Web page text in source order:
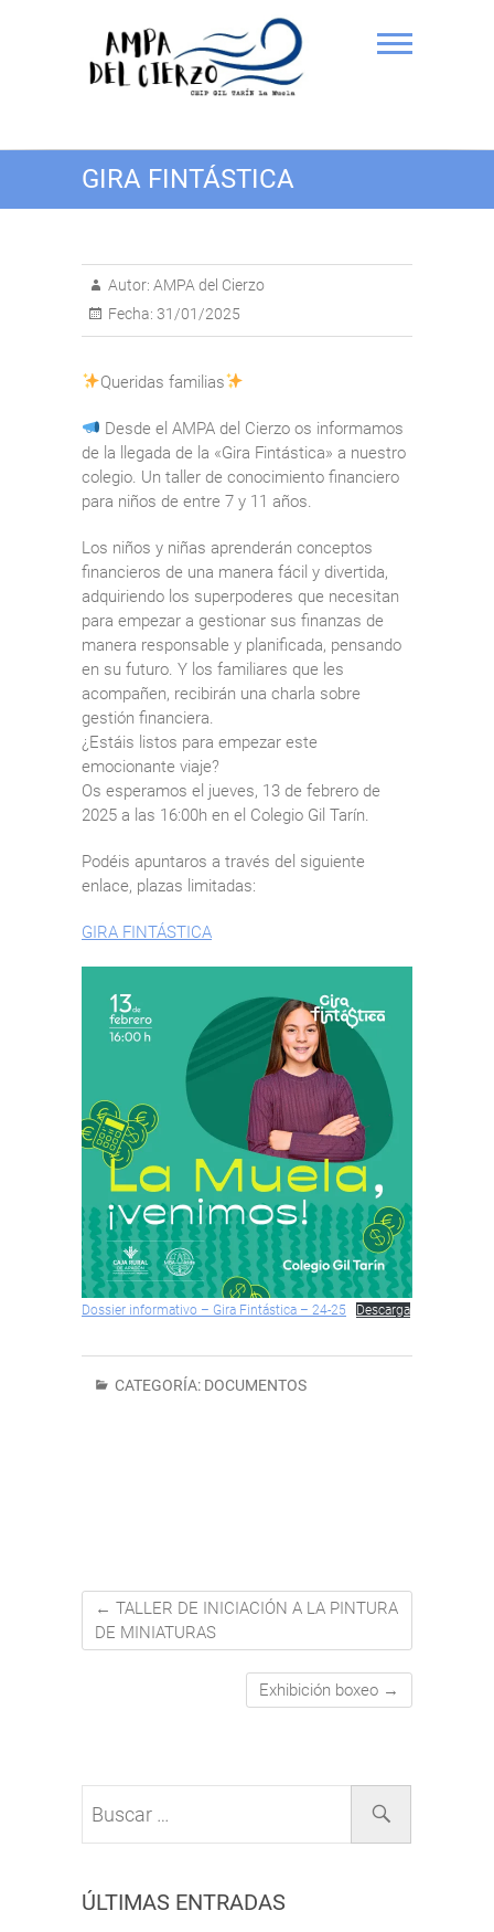
AMPA del Cierzo CEIP Gil
Tarín
GIRA FINTÁSTICA
Autor: AMPA del Cierzo
Fecha: 31/01/2025
Queridas familias
Desde el AMPA del Cierzo os informamos
de la llegada de la «Gira Fintástica» a nuestro
colegio. Un taller de conocimiento financiero
para niños de entre 7 y 11 años.
Los niños y niñas aprenderán conceptos
financieros de una manera fácil y divertida,
adquiriendo los superpoderes que necesitan
para empezar a gestionar sus finanzas de
manera responsable y planificada, pensando
en su futuro. Y los familiares que les
acompañen, recibirán una charla sobre
gestión financiera.
¿Estáis listos para empezar este
emocionante viaje?
Os esperamos el jueves, 13 de febrero de
2025 a las 16:00h en el Colegio Gil Tarín.
Podéis apuntaros a través del siguiente
enlace, plazas limitadas:
GIRA FINTÁSTICA
Dossier informativo – Gira Fintástica – 24-25 Descarga
CATEGORÍA: DOCUMENTOS
← TALLER DE INICIACIÓN A LA PINTURA
DE MINIATURAS
Exhibición boxeo →
ÚLTIMAS ENTRADAS